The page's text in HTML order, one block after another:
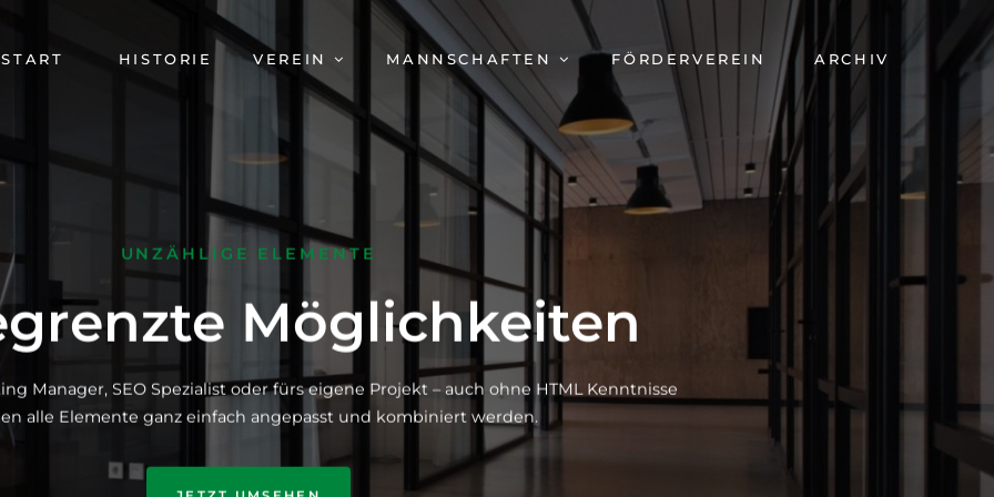
START HISTORIE VEREIN MANNSCHAFTEN FÖRDERVEREIN ARCHIV
UNZÄHLIGE ELEMENTE
Möglichkeiten
Manager, SEO Spezialist oder fürs eigene Projekt – auch ohne HTML Kenntnisse
alle Elemente ganz einfach angepasst und kombiniert werden.